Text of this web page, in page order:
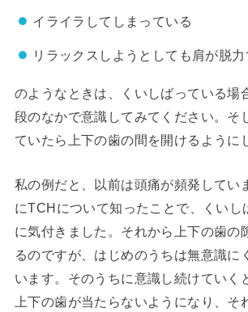
イライラしてしまっている
リラックスしようとしても肩が脱
のようなときは、くいしばっている場
段のなかで意識してみてください。そ
ていたら上下の歯の間を開けるように
私の例だと、以前は頭痛が頻発してい
にTCHについて知ったことで、くいし
に気付きました。それから上下の歯の
るのですが、はじめのうちは無意識に
います。そのうちに意識し続けていく
上下の歯が当たらないようになり、そ